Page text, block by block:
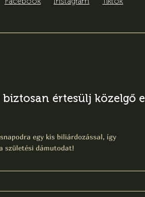
értesülj közelgő
egy kis biliárdozással, így
születési dámutodat!